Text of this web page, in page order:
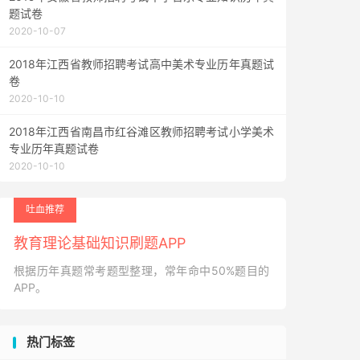
题试卷
2020-10-07
2018年江西省教师招聘考试高中美术专业历年真题试
卷
2020-10-10
2018年江西省南昌市红谷滩区教师招聘考试小学美术
专业历年真题试卷
2020-10-10
吐血推荐
教育理论基础知识刷题APP
根据历年真题常考题型整理，常年命中50%题目的
APP。
热门标签